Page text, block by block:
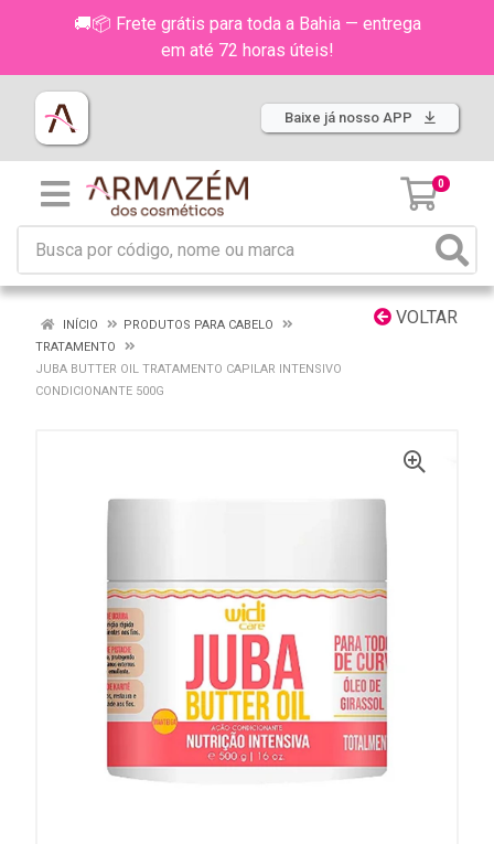
🚚📦 Frete grátis para toda a Bahia — entrega
em até 72 horas úteis!
Baixe já nosso APP
0
VOLTAR
INÍCIO
PRODUTOS PARA CABELO
TRATAMENTO
JUBA BUTTER OIL TRATAMENTO CAPILAR INTENSIVO
CONDICIONANTE 500G